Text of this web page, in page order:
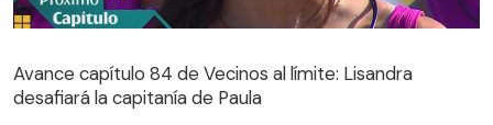
desafiará la capitanía de Paula
Avance capítulo 84 de Vecinos al límite: Lisandra
desafiará la capitanía de Paula